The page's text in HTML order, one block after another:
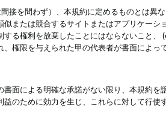
接を問わず）、本規約に定めるものとは異
または競合するサイトまたはアプリケー
る権利を放棄したことにはならないこと
権限を与えられた甲の代表者が書面によ
面による明確な承諾がない限り、本規約
のために効力を生じ、これらに対して行使